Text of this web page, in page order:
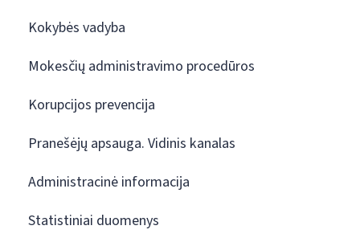
Kokybės vadyba
Mokesčių administravimo procedūros
Korupcijos prevencija
Pranešėjų apsauga. Vidinis kanalas
Administracinė informacija
Statistiniai duomenys